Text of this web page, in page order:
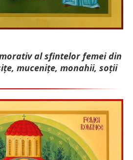
al sfintelor femei din
mu­cenițe, monahii, soții